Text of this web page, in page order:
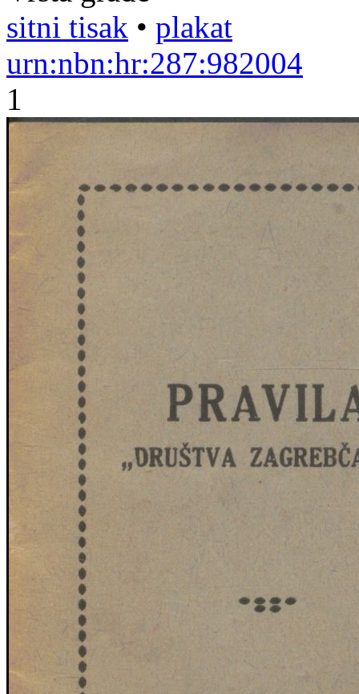
sitni tisak • plakat
urn:nbn:hr:287:982004
1